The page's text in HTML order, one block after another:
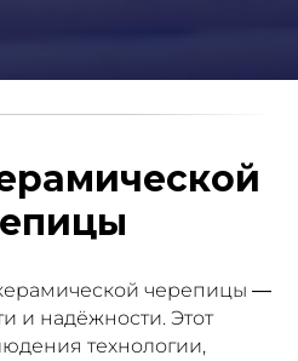
черепицы —
и надёжности. Этот
технологии,